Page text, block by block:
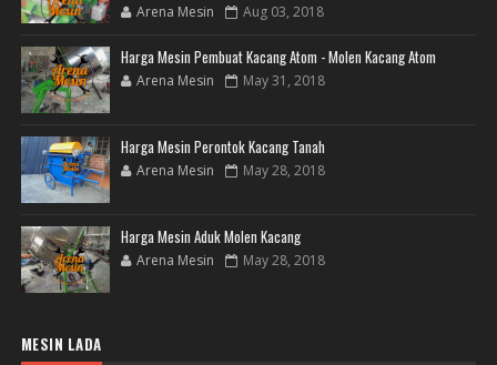
Arena Mesin Aug 03, 2018
Harga Mesin Pembuat Kacang Atom - Molen Kacang Atom
Arena Mesin May 31, 2018
Harga Mesin Perontok Kacang Tanah
Arena Mesin May 28, 2018
Harga Mesin Aduk Molen Kacang
Arena Mesin May 28, 2018
MESIN LADA